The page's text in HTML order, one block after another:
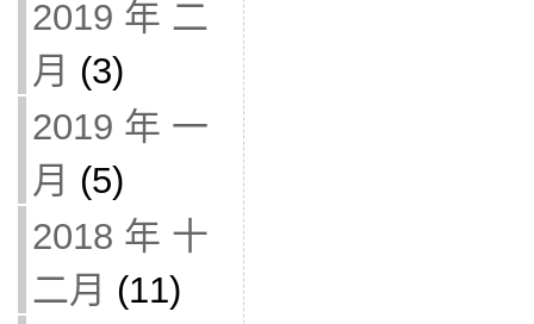
2019 年 二
月 (3)
2019 年 一
月 (5)
2018 年 十
二月 (11)